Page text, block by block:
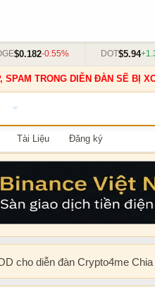
$0.182-0.55% DOT$5.94
TRONG DIỄN ĐÀN SẼ BỊ
Tài Liệu Đăng ký
cho diễn đàn Crypto4me